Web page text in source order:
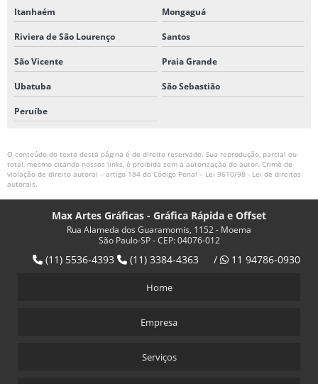
SERVIÇO DE GRAVAÇÃO A LASER EM ACRÍLICO
SERVIÇO DE GRAVAÇÃO LASER MADEIRA
SERVIÇO DE PERSONALIZAÇÃO A LASER
SERVIÇO DE PLOTAGEM
Itanhaém Mongaguá
Riviera de São Lourenço Santos
São Vicente Praia Grande
Ubatuba São Sebastião
Peruíbe
O conteúdo do texto desta página é de direito reservado. Sua reprodução, parcial ou
total, mesmo citando nossos links, é proibida sem a autorização do autor. Crime de
violação de direito autoral – artigo 184 do Código Penal – Lei 9610/98 - Lei de direitos
autorais
Max Artes Gráficas - Gráfica Rápida e Offset
Rua Alameda dos Guaramomis, 1152 - Moema
São Paulo-SP - CEP: 04076-012
(11) 5536-4393 (11) 3384-4363 / 11 94786-0930
Home
Empresa
Serviços